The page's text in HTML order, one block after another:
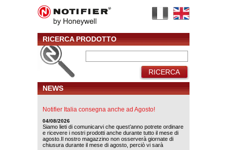
RICERCA PRODOTTO
RICERCA
NEWS
Notifier Italia consegna anche ad Agosto!
04/08/2026
Siamo lieti di comunicarvi che quest’anno potrete ordinare
e ricevere i nostri prodotti anche durante tutto il mese di
agosto.Il nostro magazzino non osserverà giornate di
chiusura durante il mese di agosto, perciò vi sarà